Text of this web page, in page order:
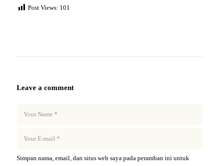
Post Views: 101
Leave a comment
Simpan nama, email, dan situs web saya pada peramban ini untuk